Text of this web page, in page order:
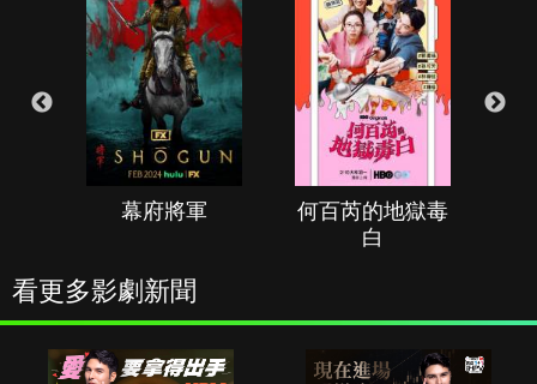
幕府將軍
何百芮的地獄毒
白
看更多影劇新聞